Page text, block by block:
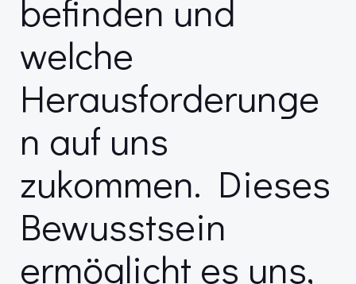
befinden und
welche
Herausforderunge
n auf uns
zukommen. Dieses
Bewusstsein
ermöglicht es uns,